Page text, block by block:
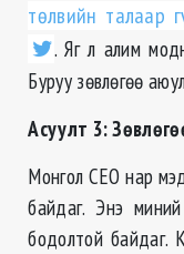
төлвийн талаар
. Яг л алим
Буруу зөвлөгөө
Асуулт 3:
Монгол CEO нар
байдаг. Энэ
бодолтой байдаг.